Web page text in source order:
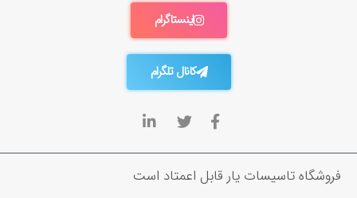
اینستاگرام
کانال تلگرام
فروشگاه تاسیسات یار قابل اعمتاد است